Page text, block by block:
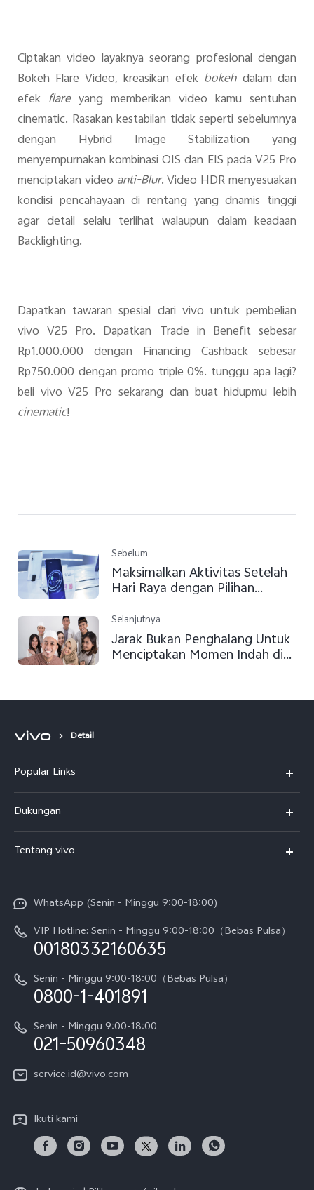
Ciptakan video layaknya seorang profesional dengan
Bokeh Flare Video, kreasikan efek bokehdalam dan
efek flareyang memberikan video kamu sentuhan
cinematic. Rasakan kestabilan tidak seperti sebelumnya
dengan Hybrid Image Stabilization yang
menyempurnakan kombinasi OIS dan EIS pada V25 Pro
menciptakan video anti-Blur. Video HDR menyesuakan
kondisi pencahayaan di rentang yang dnamis tinggi
agar detail selalu terlihat walaupun dalam keadaan
Backlighting.
Dapatkan tawaran spesial dari vivo untuk pembelian
vivo V25 Pro. Dapatkan Trade in Benefit sebesar
Rp1.000.000 dengan Financing Cashback sebesar
Rp750.000 dengan promo triple 0%. tunggu apa lagi?
beli vivo V25 Pro sekarang dan buat hidupmu lebih
cinematic!
Sebelum
Maksimalkan Aktivitas Setelah
Hari Raya dengan Pilihan
Selanjutnya
Jarak Bukan Penghalang Untuk
Menciptakan Momen Indah di
Detail
Popular Links
T5
T5 Pro
V70
V70 FE
Y05
X300 Pro
Gerai Terdekat
Dukungan
Service Center
Funtouch OS
Pembaruan Sistem
Harga Spare Part
Otentikasi IMEI
Kebijakan Garansi vivo
Layanan Perbaikan Antar Jemput
Unduh LUT untuk Memulihkan Log
Tentang vivo
Sejarah
Berita
Pemberitahuan Hukum
Tentang Kami
Pusat Privasi vivo
WhatsApp (Senin - Minggu 9:00-18:00)
VIP Hotline: Senin - Minggu 9:00-18:00（Bebas Pulsa）
00180332160635
Senin - Minggu 9:00-18:00（Bebas Pulsa）
0800-1-401891
Senin - Minggu 9:00-18:00
021-50960348
service.id@vivo.com
Ikuti kami